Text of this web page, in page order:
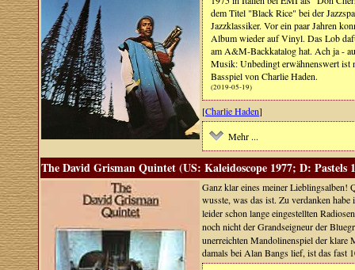
dem Titel "Black Rice" bei der
Jazzklassiker. Vor ein paar Jahren
Album wieder auf Vinyl. Das Lob
am A&M-Backkatalog hat. Ach ja -
Musik: Unbedingt erwähnenswert ist
Basspiel von Charlie Haden.
(2019-05-19)
[Charlie Haden]
Mehr ...
The David Grisman Quintet (US: Kaleidoscope 1977; D: Pastels
Ganz klar eines meiner Lieblingsalben!
wusste, was das ist. Zu verdanken
leider schon lange eingestellten
noch nicht der Grandseigneur der
unerreichten Mandolinenspiel der klare
damals bei Alan Bangs lief, ist das fast